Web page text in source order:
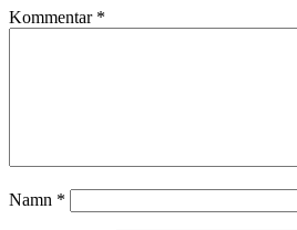
Kommentar *
Namn *